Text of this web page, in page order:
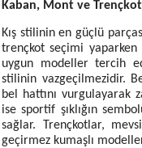
Kaban, Mont ve
Kış stilinin en güçlü
trençkot seçimi
uygun modeller tercih
stilinin vazgeçilmezidir.
bel hattını
ise sportif şıklığın
sağlar. Trençkotlar,
geçirmez kumaşlı